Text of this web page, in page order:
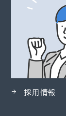
採用情報